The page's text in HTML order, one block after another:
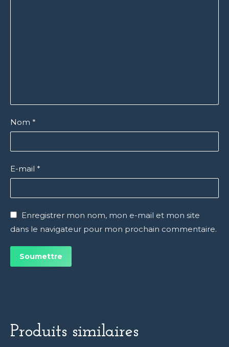
Nom *
E-mail *
Enregistrer mon nom, mon e-mail et mon site
dans le navigateur pour mon prochain commentaire.
Produits similaires